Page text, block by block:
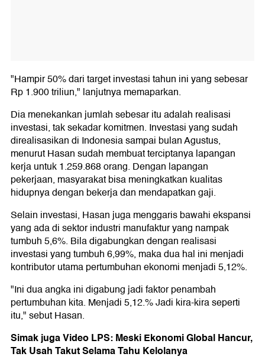
"Hampir 50% dari target investasi tahun ini yang sebesar
Rp 1.900 triliun," lanjutnya memaparkan.
Dia menekankan jumlah sebesar itu adalah realisasi
investasi, tak sekadar komitmen. Investasi yang sudah
direalisasikan di Indonesia sampai bulan Agustus,
menurut Hasan sudah membuat terciptanya lapangan
kerja untuk 1.259.868 orang. Dengan lapangan
pekerjaan, masyarakat bisa meningkatkan kualitas
hidupnya dengan bekerja dan mendapatkan gaji.
Selain investasi, Hasan juga menggaris bawahi ekspansi
yang ada di sektor industri manufaktur yang nampak
tumbuh 5,6%. Bila digabungkan dengan realisasi
investasi yang tumbuh 6,99%, maka dua hal ini menjadi
kontributor utama pertumbuhan ekonomi menjadi 5,12%.
"Ini dua angka ini digabung jadi faktor penambah
pertumbuhan kita. Menjadi 5,12.% Jadi kira-kira seperti
itu," sebut Hasan.
Simak juga Video LPS: Meski Ekonomi Global Hancur,
Tak Usah Takut Selama Tahu Kelolanya